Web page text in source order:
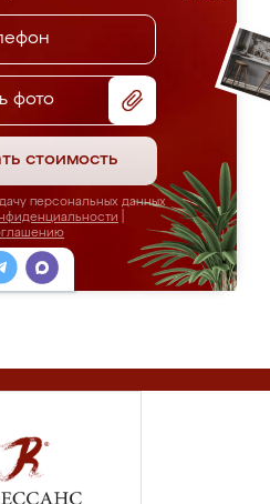
фото
стоимость
персональных данных